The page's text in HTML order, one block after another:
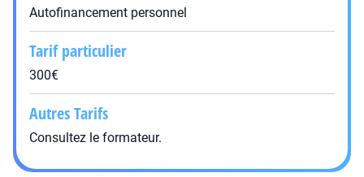
Autofinancement personnel
Tarif particulier
300€
Autres Tarifs
Consultez le formateur.